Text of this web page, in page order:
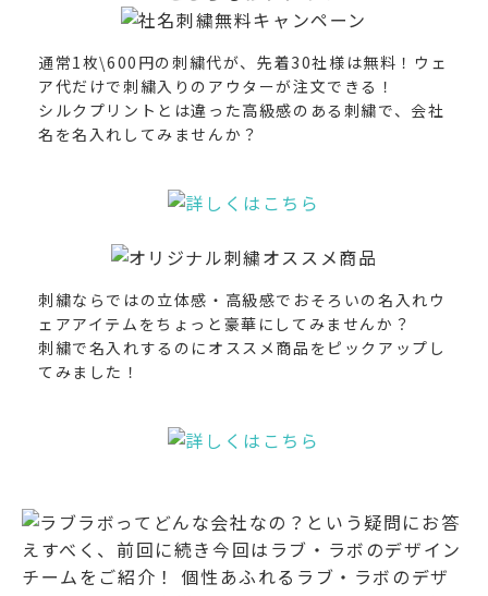
通常1枚\600円の刺繍代が、先着30社様は無料！ウェ
ア代だけで刺繍入りのアウターが注文できる！
シルクプリントとは違った高級感のある刺繍で、会社
名を名入れしてみませんか？
刺繍ならではの立体感・高級感でおそろいの名入れウ
ェアアイテムをちょっと豪華にしてみませんか？
刺繍で名入れするのにオススメ商品をピックアップし
てみました！